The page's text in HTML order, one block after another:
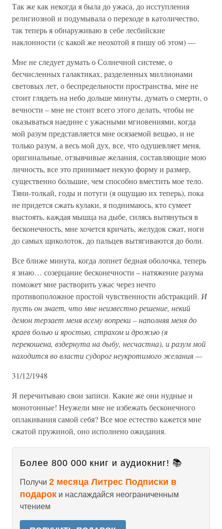
Так же как некогда я была до ужаса, до исступления
религиозной и подумывала о переходе в католичество,
так теперь я обнаруживаю в себе лесбийские
наклонности (с какой же неохотой я пишу об этом) —
Мне не следует думать о Солнечной системе, о
бесчисленных галактиках, разделенных миллионами
световых лет, о беспредельности пространства, мне не
стоит глядеть на небо дольше минуты, думать о смерти, о
вечности – мне не стоит всего этого делать, чтобы не
оказываться наедине с ужасными мгновениями, когда
мой разум представляется мне осязаемой вещью, и не
только разум, а весь мой дух, все, что одушевляет меня,
оригинальные, отзывчивые желания, составляющие мою
личность, все это принимает некую форму и размер,
существенно большие, чем способно вместить мое тело.
Тяни-толкай, годы и потуги (я ощущаю их теперь), пока
не придется сжать кулаки, я поднимаюсь, кто сумеет
выстоять, каждая мышца на дыбе, силясь вытянуться в
бесконечность, мне хочется кричать, желудок сжат, ноги
до самых щиколоток, до пальцев вытягиваются до боли.
Все ближе минута, когда лопнет бедная оболочка, теперь
я знаю… созерцание бесконечности – натяжение разума
поможет мне растворить ужас через нечто
противоположное простой чувственности абстракций. И
пусть он знает, что мне неизвестно решение, некий
демон терзает меня всему вопреки – наполняя меня до
краев болью и яростью, страхом и дрожью (я
перекошена, вздернута на дыбу, несчастна), и разум мой
находится во власти судорог неукротимого желания —
31/12/1948
Я перечитываю свои записи. Какие же они нудные и
монотонные! Неужели мне не избежать бесконечного
оплакивания самой себя? Все мое естество кажется мне
сжатой пружиной, оно исполнено ожидания.
Более 800 000 книг и аудиокниг! 📚
Получи 2 месяца Литрес Подписки в
подарок и наслаждайся неограниченным
чтением